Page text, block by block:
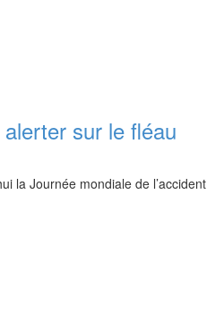
sur le fléau
la Journée mondiale de l’accident